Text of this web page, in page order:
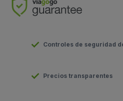
Controles de seguridad
Precios transparentes